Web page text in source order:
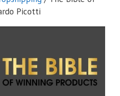
Picotti